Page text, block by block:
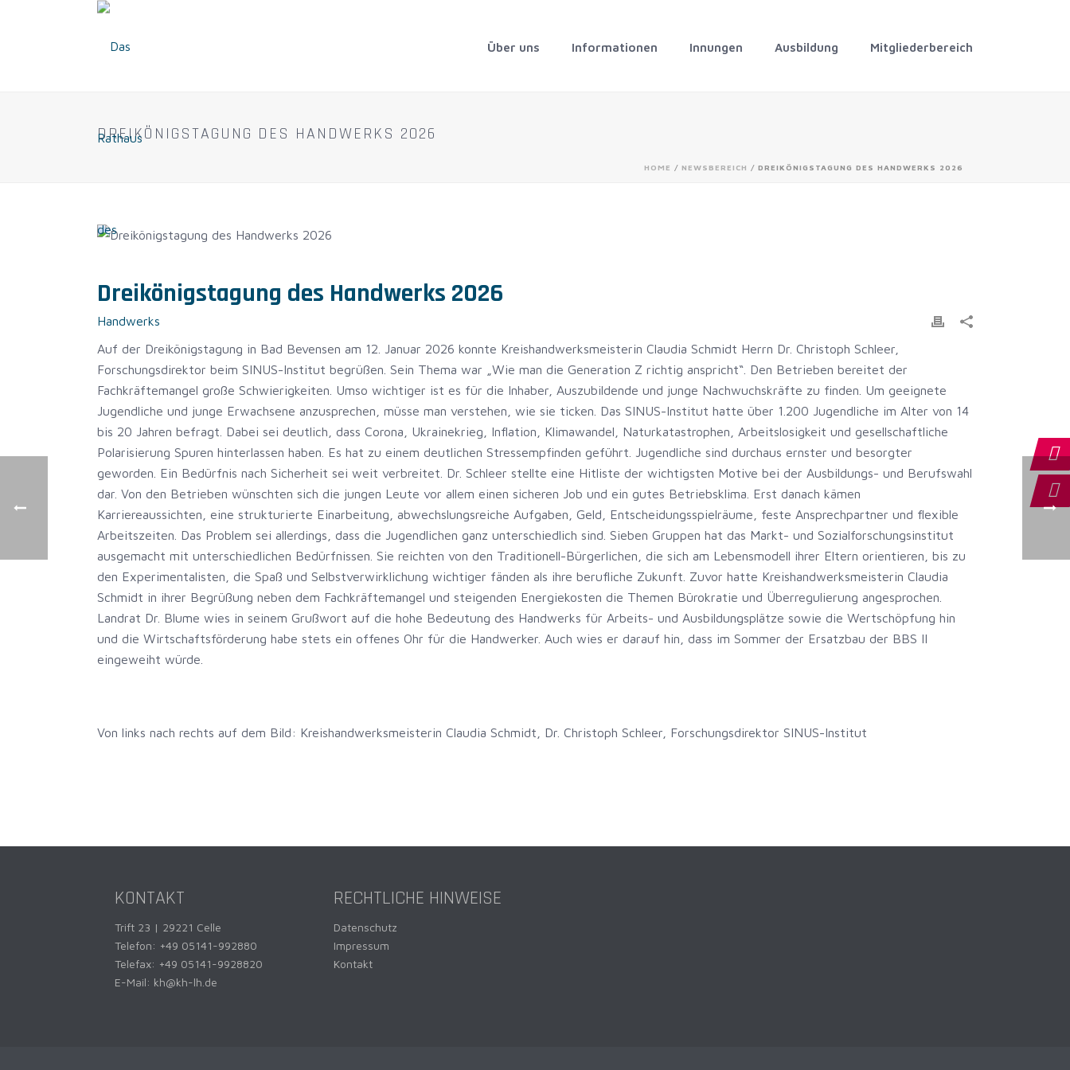
Über uns Informationen Innungen Ausbildung Mitgliederbereich
DREIKÖNIGSTAGUNG DES HANDWERKS 2026
HOME / NEWSBEREICH / DREIKÖNIGSTAGUNG DES HANDWERKS 2026
Dreikönigstagung des Handwerks 2026
Auf der Dreikönigstagung in Bad Bevensen am 12. Januar 2026 konnte Kreishandwerksmeisterin Claudia Schmidt Herrn Dr. Christoph Schleer,
Forschungsdirektor beim SINUS-Institut begrüßen. Sein Thema war „Wie man die Generation Z richtig anspricht“. Den Betrieben bereitet der
Fachkräftemangel große Schwierigkeiten. Umso wichtiger ist es für die Inhaber, Auszubildende und junge Nachwuchskräfte zu finden. Um geeignete
Jugendliche und junge Erwachsene anzusprechen, müsse man verstehen, wie sie ticken. Das SINUS-Institut hatte über 1.200 Jugendliche im Alter von 14
bis 20 Jahren befragt. Dabei sei deutlich, dass Corona, Ukrainekrieg, Inflation, Klimawandel, Naturkatastrophen, Arbeitslosigkeit und gesellschaftliche
Polarisierung Spuren hinterlassen haben. Es hat zu einem deutlichen Stressempfinden geführt. Jugendliche sind durchaus ernster und besorgter
geworden. Ein Bedürfnis nach Sicherheit sei weit verbreitet. Dr. Schleer stellte eine Hitliste der wichtigsten Motive bei der Ausbildungs- und Berufswahl
dar. Von den Betrieben wünschten sich die jungen Leute vor allem einen sicheren Job und ein gutes Betriebsklima. Erst danach kämen
Karriereaussichten, eine strukturierte Einarbeitung, abwechslungsreiche Aufgaben, Geld, Entscheidungsspielräume, feste Ansprechpartner und flexible
Arbeitszeiten. Das Problem sei allerdings, dass die Jugendlichen ganz unterschiedlich sind. Sieben Gruppen hat das Markt- und Sozialforschungsinstitut
ausgemacht mit unterschiedlichen Bedürfnissen. Sie reichten von den Traditionell-Bürgerlichen, die sich am Lebensmodell ihrer Eltern orientieren, bis zu
den Experimentalisten, die Spaß und Selbstverwirklichung wichtiger fänden als ihre berufliche Zukunft. Zuvor hatte Kreishandwerksmeisterin Claudia
Schmidt in ihrer Begrüßung neben dem Fachkräftemangel und steigenden Energiekosten die Themen Bürokratie und Überregulierung angesprochen.
Landrat Dr. Blume wies in seinem Grußwort auf die hohe Bedeutung des Handwerks für Arbeits- und Ausbildungsplätze sowie die Wertschöpfung hin
und die Wirtschaftsförderung habe stets ein offenes Ohr für die Handwerker. Auch wies er darauf hin, dass im Sommer der Ersatzbau der BBS II
eingeweiht würde.
Von links nach rechts auf dem Bild: Kreishandwerksmeisterin Claudia Schmidt, Dr. Christoph Schleer, Forschungsdirektor SINUS-Institut
KONTAKT
Trift 23 | 29221 Celle
Telefon: +49 05141-992880
Telefax: +49 05141-9928820
E-Mail: kh@kh-lh.de
RECHTLICHE HINWEISE
Datenschutz
Impressum
Kontakt